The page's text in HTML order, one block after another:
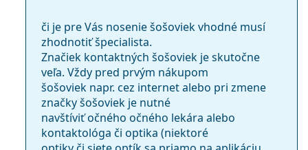
či je pre Vás nosenie šošoviek vhodné musí
zhodnotiť špecialista.
Značiek kontaktných šošoviek je skutočne
veľa. Vždy pred prvým nákupom
šošoviek napr. cez internet alebo pri zmene
značky šošoviek je nutné
navštíviť očného očného lekára alebo
kontaktológa či optika (niektoré